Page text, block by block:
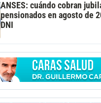
ANSES: cuándo cobran
pensionados en agosto de
DNI